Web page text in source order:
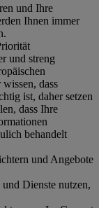
und Ihre
Ihnen immer
und streng
dass
ist, daher setzen
dass Ihre
behandelt
und Angebote
Dienste nutzen,